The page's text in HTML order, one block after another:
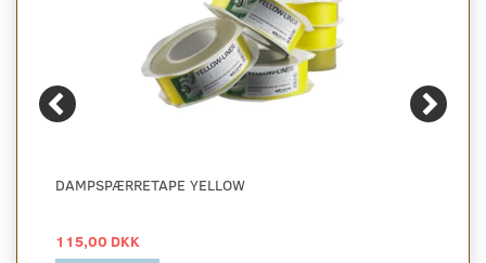
DAMPSPÆRRETAPE YELLOW
115,00 DKK